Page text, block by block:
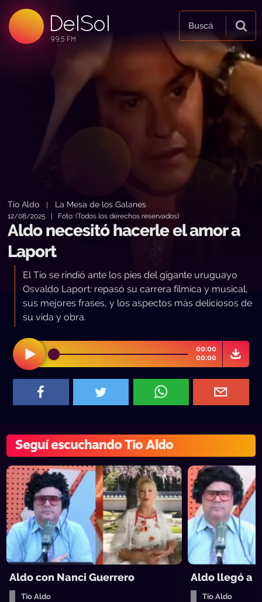
DelSol
99.5 FM
99.5 FM
99.5 FM
Buscá
Tio Aldo La Mesa de los Galanes
12/08/2025 | Foto: (Todos los derechos reservados)
Aldo necesitó hacerle el amor a
Laport
El Tío se rindió ante los pies del gigante uruguayo
Osvaldo Laport: repasó su carrera fílmica y musical,
sus mejores frases, y los aspectos más deliciosos de
su vida y obra.
00:00
00:00
Seguí escuchando Tio Aldo
Aldo con Nanci Guerrero
Tio Aldo
Aldo llegó a
Tio Aldo